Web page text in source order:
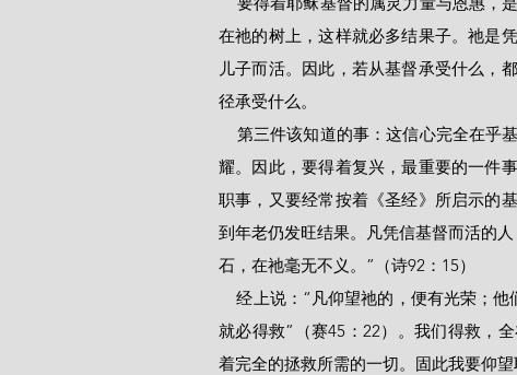
在祂的树上，这样就必多结果子。祂是
儿子而活。因此，若从基督承受什么，
径承受什么。
耀。因此，要得着复兴，最重要的一件
职事，又要经常按着《圣经》所启示的
到年老仍发旺结果。凡凭信基督而活的
石，在祂毫无不义。”（诗92：15）
    经上说：“凡仰望祂的，便有光荣；他们的脸，必不蒙羞”（诗34：5）；“地极的人都当仰望我，
就必得救”（赛45：22）。我们得救，
着完全的拯救所需的一切。固此我要仰